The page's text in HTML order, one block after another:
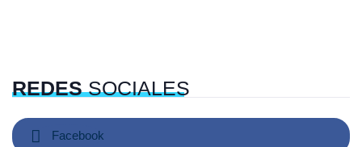
REDESSOCIALES
Facebook